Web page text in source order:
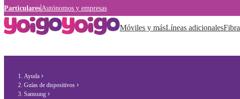
Particulares Autónomos y empresas
Móviles y másLíneas adicionales
Ayuda
Guías de dispositivos
Samsung